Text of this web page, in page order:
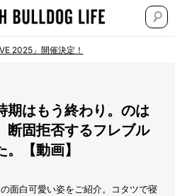
2025」開催決定！
期はもう終わり。のは
断固拒否するフレブル
【動画】
面白可愛い姿をご紹介。コタツで寝